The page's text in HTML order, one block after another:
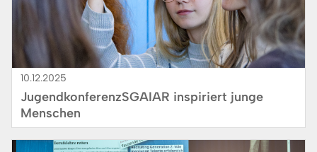
10.12.2025
JugendkonferenzSGAIAR inspiriert junge
Menschen
Bild